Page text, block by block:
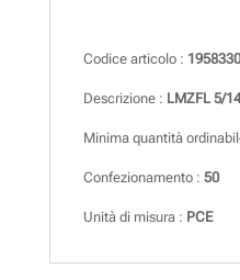
Codice articolo :
Descrizione : LMZFL 5/
Minima quantità
Confezionamento : 50
Unità di misura : PCE